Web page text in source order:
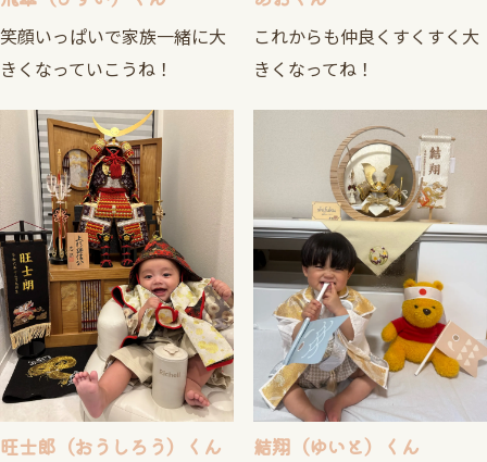
笑顔いっぱいで家族一緒に大
きくなっていこうね！
これからも仲良くすくすく大
きくなってね！
旺士郎（おうしろう）くん 結翔（ゆいと）くん